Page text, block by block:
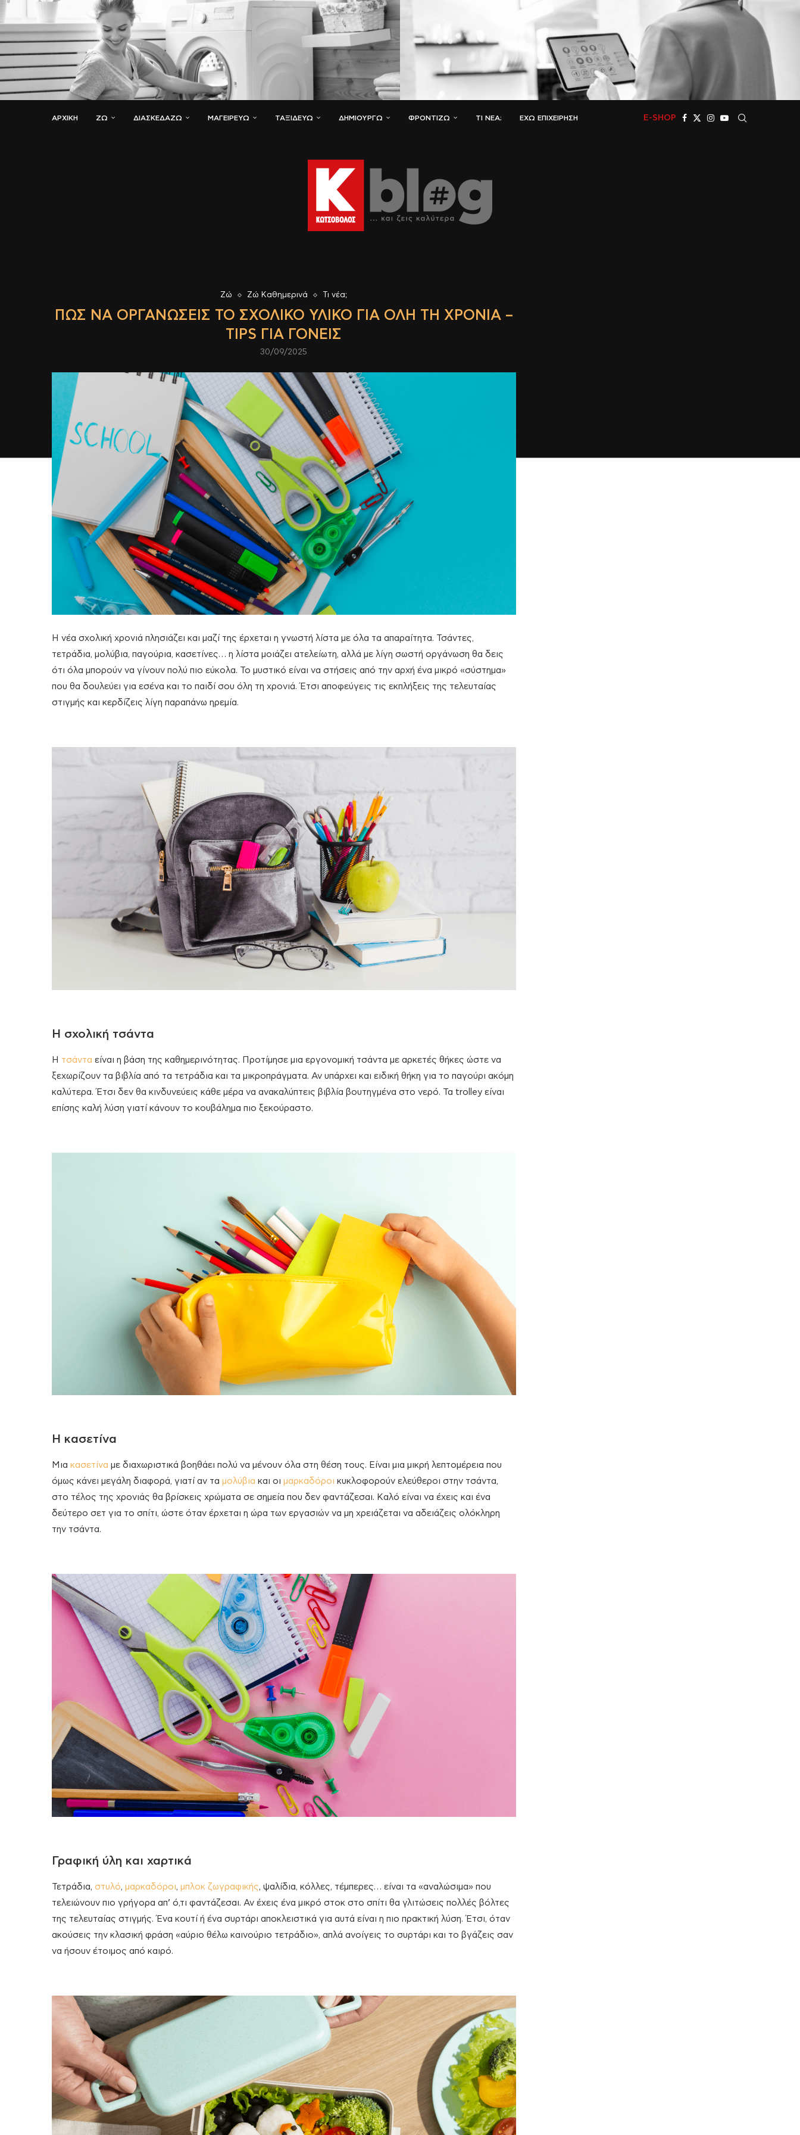
ΑΡΧΙΚΗ ΖΏ ΔΙΑΣΚΕΔΆΖΩ ΜΑΓΕΙΡΕΎΩ ΤΑΞΙΔΕΎΩ ΔΗΜΙΟΥΡΓΏ ΦΡΟΝΤΊΖΩ ΤΙ ΝΈΑ; ΈΧΩ ΕΠΙΧΕΊΡΗΣΗ E-SHOP
Ζώ Ζώ Καθημερινά Τι νέα;
ΠΏΣ ΝΑ ΟΡΓΑΝΏΣΕΙΣ ΤΟ ΣΧΟΛΙΚΌ ΥΛΙΚΌ ΓΙΑ ΌΛΗ ΤΗ ΧΡΟΝΙΆ –
ΤIPS ΓΙΑ ΓΟΝΕΊΣ
30/09/2025
Η νέα σχολική χρονιά πλησιάζει και μαζί της έρχεται η γνωστή λίστα με όλα τα απαραίτητα. Τσάντες,
τετράδια, μολύβια, παγούρια, κασετίνες… η λίστα μοιάζει ατελείωτη, αλλά με λίγη σωστή οργάνωση θα δεις
ότι όλα μπορούν να γίνουν πολύ πιο εύκολα. Το μυστικό είναι να στήσεις από την αρχή ένα μικρό «σύστημα»
που θα δουλεύει για εσένα και το παιδί σου όλη τη χρονιά. Έτσι αποφεύγεις τις εκπλήξεις της τελευταίας
στιγμής και κερδίζεις λίγη παραπάνω ηρεμία.
Η σχολική τσάντα
Η τσάντα είναι η βάση της καθημερινότητας. Προτίμησε μια εργονομική τσάντα με αρκετές θήκες ώστε να
ξεχωρίζουν τα βιβλία από τα τετράδια και τα μικροπράγματα. Αν υπάρχει και ειδική θήκη για το παγούρι ακόμη
καλύτερα. Έτσι δεν θα κινδυνεύεις κάθε μέρα να ανακαλύπτεις βιβλία βουτηγμένα στο νερό. Τα trolley είναι
επίσης καλή λύση γιατί κάνουν το κουβάλημα πιο ξεκούραστο.
Η κασετίνα
Μια κασετίνα με διαχωριστικά βοηθάει πολύ να μένουν όλα στη θέση τους. Είναι μια μικρή λεπτομέρεια που
όμως κάνει μεγάλη διαφορά, γιατί αν τα μολύβια και οι μαρκαδόροι κυκλοφορούν ελεύθεροι στην τσάντα,
στο τέλος της χρονιάς θα βρίσκεις χρώματα σε σημεία που δεν φαντάζεσαι. Καλό είναι να έχεις και ένα
δεύτερο σετ για το σπίτι, ώστε όταν έρχεται η ώρα των εργασιών να μη χρειάζεται να αδειάζεις ολόκληρη
την τσάντα.
Γραφική ύλη και χαρτικά
Τετράδια, στυλό, μαρκαδόροι, μπλοκ ζωγραφικής, ψαλίδια, κόλλες, τέμπερες… είναι τα «αναλώσιμα» που
τελειώνουν πιο γρήγορα απ’ ό,τι φαντάζεσαι. Αν έχεις ένα μικρό στοκ στο σπίτι θα γλιτώσεις πολλές βόλτες
της τελευταίας στιγμής. Ένα κουτί ή ένα συρτάρι αποκλειστικά για αυτά είναι η πιο πρακτική λύση. Έτσι, όταν
ακούσεις την κλασική φράση «αύριο θέλω καινούριο τετράδιο», απλά ανοίγεις το συρτάρι και το βγάζεις σαν
να ήσουν έτοιμος από καιρό.